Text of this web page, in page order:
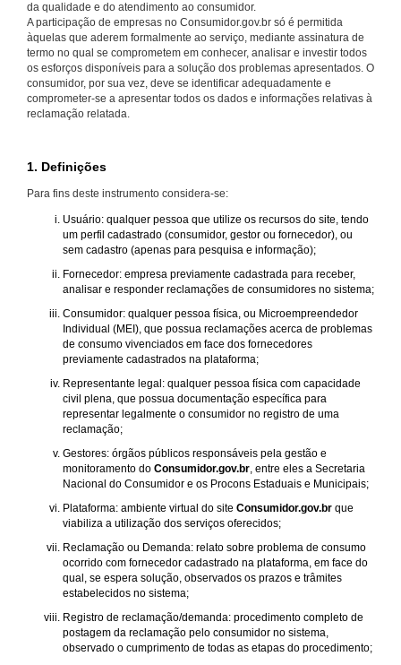
da qualidade e do atendimento ao consumidor.
A participação de empresas no Consumidor.gov.br só é permitida
àquelas que aderem formalmente ao serviço, mediante assinatura de
termo no qual se comprometem em conhecer, analisar e investir todos
os esforços disponíveis para a solução dos problemas apresentados. O
consumidor, por sua vez, deve se identificar adequadamente e
comprometer-se a apresentar todos os dados e informações relativas à
reclamação relatada.
1. Definições
Para fins deste instrumento considera-se:
Usuário: qualquer pessoa que utilize os recursos do site, tendo
um perfil cadastrado (consumidor, gestor ou fornecedor), ou
sem cadastro (apenas para pesquisa e informação);
Fornecedor: empresa previamente cadastrada para receber,
analisar e responder reclamações de consumidores no sistema;
Consumidor: qualquer pessoa física, ou Microempreendedor
Individual (MEI), que possua reclamações acerca de problemas
de consumo vivenciados em face dos fornecedores
previamente cadastrados na plataforma;
Representante legal: qualquer pessoa física com capacidade
civil plena, que possua documentação específica para
representar legalmente o consumidor no registro de uma
reclamação;
Gestores: órgãos públicos responsáveis pela gestão e
monitoramento do Consumidor.gov.br, entre eles a Secretaria
Nacional do Consumidor e os Procons Estaduais e Municipais;
Plataforma: ambiente virtual do site Consumidor.gov.br que
viabiliza a utilização dos serviços oferecidos;
Reclamação ou Demanda: relato sobre problema de consumo
ocorrido com fornecedor cadastrado na plataforma, em face do
qual, se espera solução, observados os prazos e trâmites
estabelecidos no sistema;
Registro de reclamação/demanda: procedimento completo de
postagem da reclamação pelo consumidor no sistema,
observado o cumprimento de todas as etapas do procedimento;